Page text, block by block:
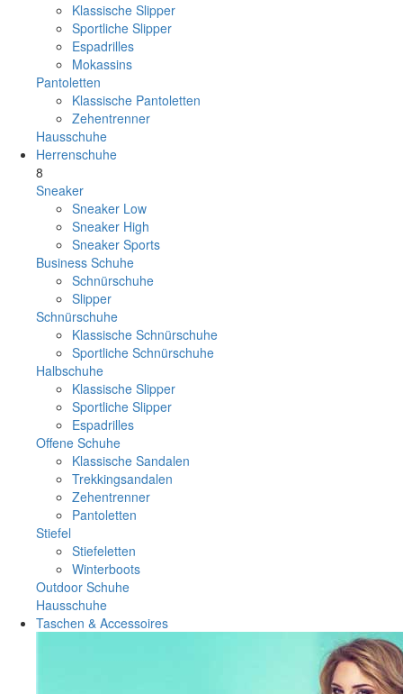
Klassische Slipper
Sportliche Slipper
Espadrilles
Mokassins
Pantoletten
Klassische Pantoletten
Zehentrenner
Hausschuhe
Herrenschuhe
8
Sneaker
Sneaker Low
Sneaker High
Sneaker Sports
Business Schuhe
Schnürschuhe
Slipper
Schnürschuhe
Klassische Schnürschuhe
Sportliche Schnürschuhe
Halbschuhe
Klassische Slipper
Sportliche Slipper
Espadrilles
Offene Schuhe
Klassische Sandalen
Trekkingsandalen
Zehentrenner
Pantoletten
Stiefel
Stiefeletten
Winterboots
Outdoor Schuhe
Hausschuhe
Taschen & Accessoires